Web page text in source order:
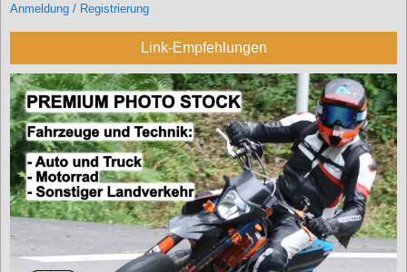
Anmeldung / Registrierung
Link-Empfehlungen